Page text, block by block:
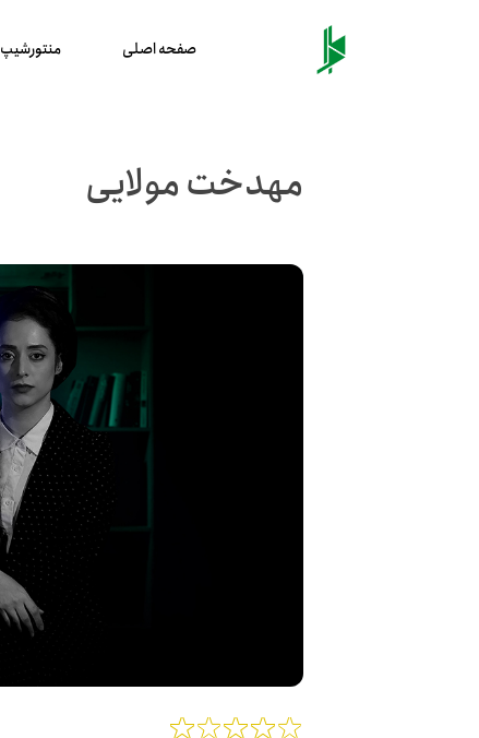
صفحه اصلی منتورشیپ
مهدخت مولایی